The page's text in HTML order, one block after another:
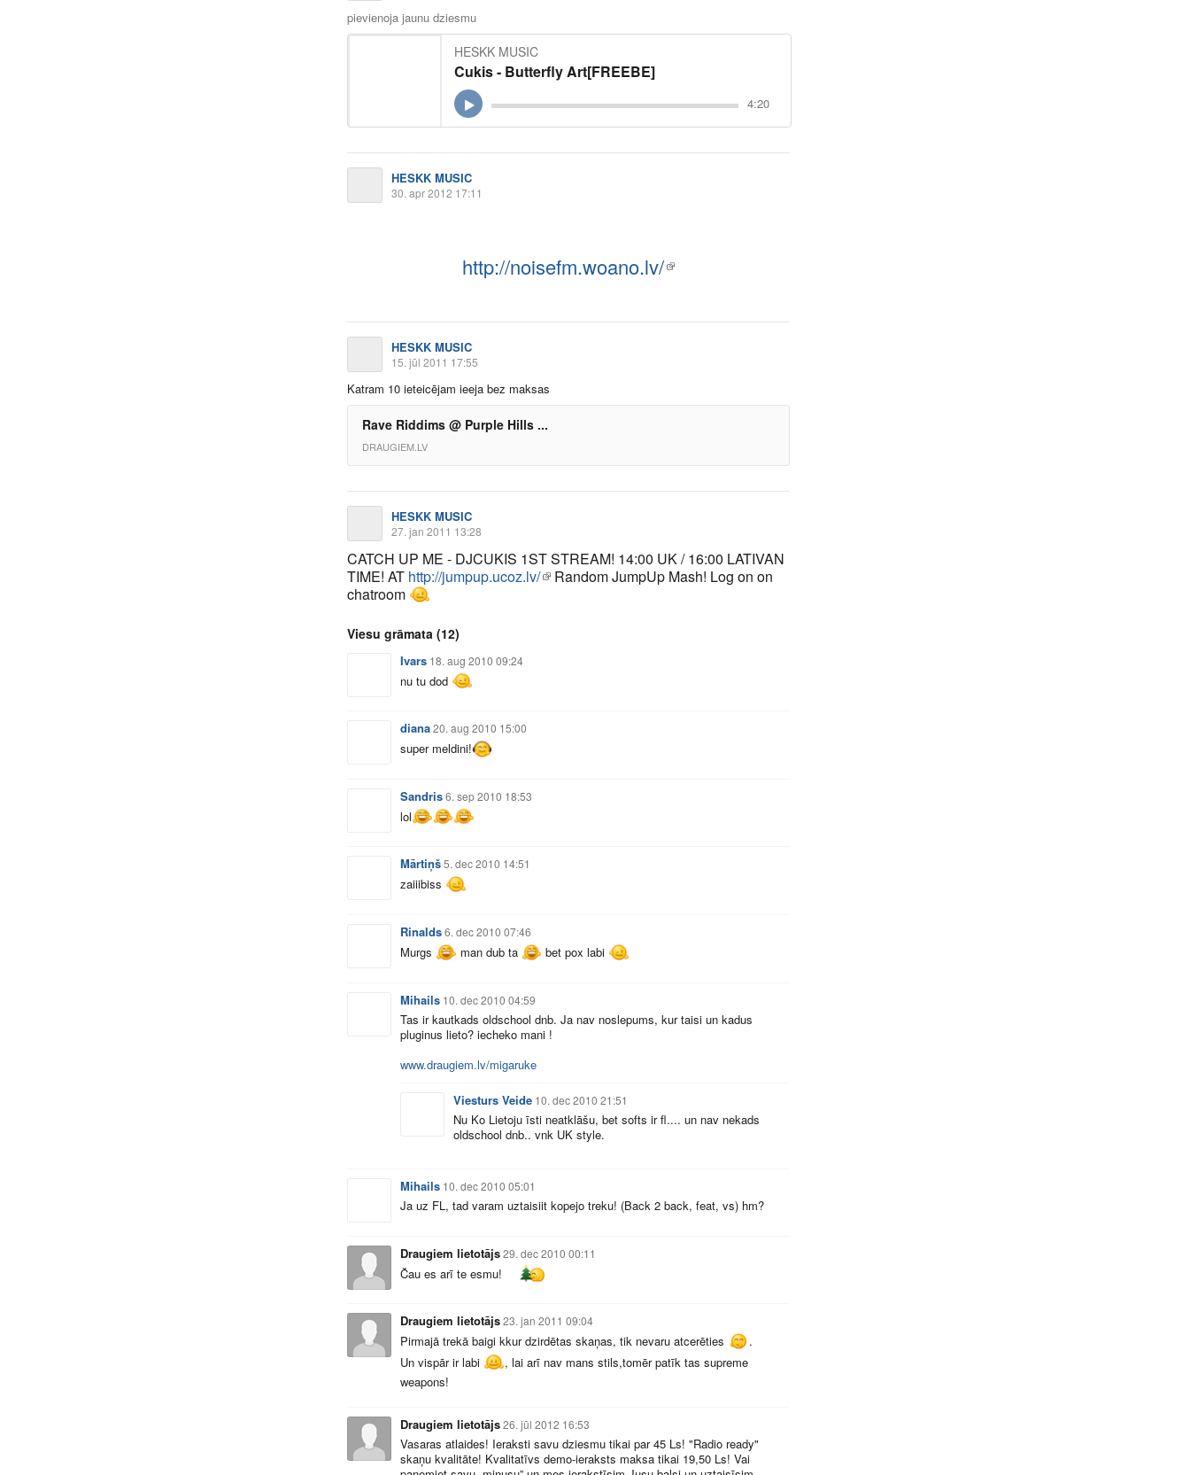
pievienoja jaunu dziesmu
HESKK MUSIC
Cukis - Butterfly Art[FREEBE]
4:20
HESKK MUSIC
30. apr 2012 17:11
http://noisefm.woano.lv/
HESKK MUSIC
15. jūl 2011 17:55
Katram 10 ieteicējam ieeja bez maksas
Rave Riddims @ Purple Hills ...
DRAUGIEM.LV
HESKK MUSIC
27. jan 2011 13:28
CATCH UP ME - DJCUKIS 1ST STREAM! 14:00 UK / 16:00 LATIVAN
TIME! AT http://jumpup.ucoz.lv/
Random JumpUp Mash! Log on on
chatroom
Viesu grāmata (12)
Ivars 18. aug 2010 09:24
nu tu dod
diana20. aug 2010 15:00
super meldini!
Sandris6. sep 2010 18:53
lol
Mārtiņš5. dec 2010 14:51
zaiiibiss
Rinalds6. dec 2010 07:46
Murgs man dub ta bet pox labi
Mihails 10. dec 2010 04:59
Tas ir kautkads oldschool dnb. Ja nav noslepums, kur taisi un kadus
pluginus lieto? iecheko mani !
www.draugiem.lv/migaruke
Viesturs Veide 10. dec 2010 21:51
Nu Ko Lietoju īsti neatklāšu, bet softs ir fl.... un nav nekads
oldschool dnb.. vnk UK style.
Mihails 10. dec 2010 05:01
Ja uz FL, tad varam uztaisiit kopejo treku! (Back 2 back, feat, vs) hm?
Draugiem lietotājs29. dec 2010 00:11
Čau es arī te esmu!
Draugiem lietotājs23. jan 2011 09:04
Pirmajā trekā baigi kkur dzirdētas skaņas, tik nevaru atcerēties
.
Un vispār ir labi
, lai arī nav mans stils,tomēr patīk tas supreme
weapons!
Draugiem lietotājs26. jūl 2012 16:53
Vasaras atlaides! Ieraksti savu dziesmu tikai par 45 Ls! "Radio ready"
skaņu kvalitāte! Kvalitatīvs demo-ieraksts maksa tikai 19,50 Ls! Vai